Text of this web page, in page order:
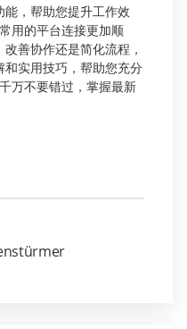
，帮助您提升工作效
用的平台连接更加顺
善协作还是简化流程，
实用技巧，帮助您充分
万不要错过，掌握最新